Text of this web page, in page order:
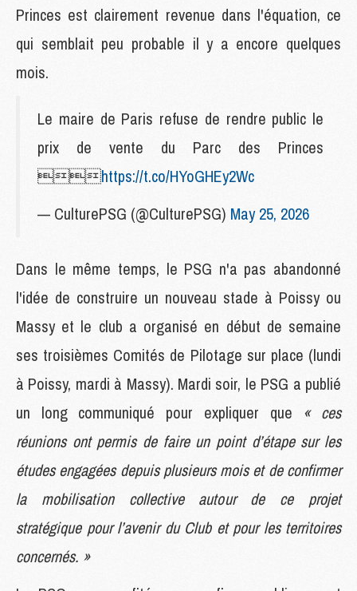
Princes est clairement revenue dans l'équation, ce
qui semblait peu probable il y a encore quelques
mois.
Le maire de Paris refuse de rendre public le
prix de vente du Parc des Princes
https://t.co/HYoGHEy2Wc
— CulturePSG (@CulturePSG) May 25, 2026
Dans le même temps, le PSG n'a pas abandonné
l'idée de construire un nouveau stade à Poissy ou
Massy et le club a organisé en début de semaine
ses troisièmes Comités de Pilotage sur place (lundi
à Poissy, mardi à Massy). Mardi soir, le PSG a publié
un long communiqué pour expliquer que « ces
réunions ont permis de faire un point d’étape sur les
études engagées depuis plusieurs mois et de confirmer
la mobilisation collective autour de ce projet
stratégique pour l’avenir du Club et pour les territoires
concernés. »